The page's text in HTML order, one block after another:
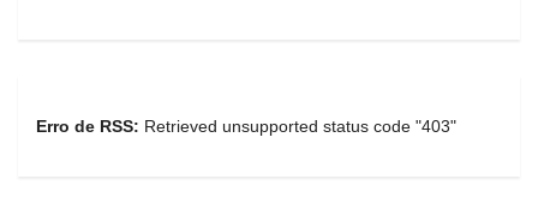
Erro de RSS: Retrieved unsupported status code "403"